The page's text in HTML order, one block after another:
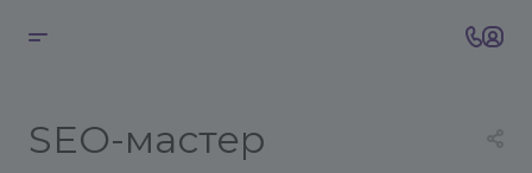
SEO-мастер